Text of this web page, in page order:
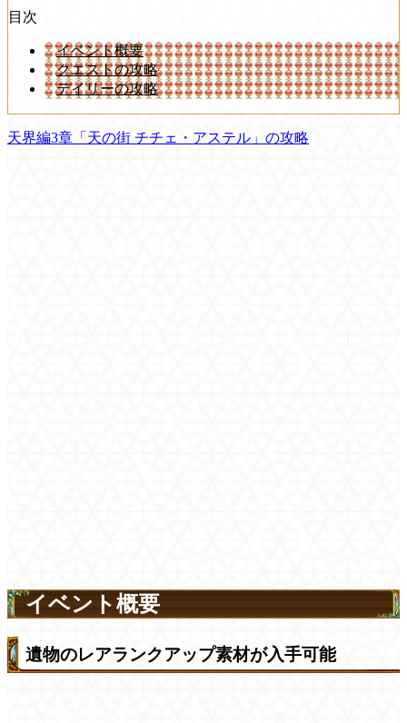
目次
イベント概要
クエストの攻略
デイリーの攻略
天界編3章「天の街 チチェ・アステル」の攻略
イベント概要
遺物のレアランクアップ素材が入手可能